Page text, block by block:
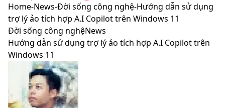
Menu
Switch
skin
Home-News-Đời sống công nghệ-Hướng dẫn sử dụng
trợ lý ảo tích hợp A.I Copilot trên Windows 11
Đời sống công nghệNews
Hướng dẫn sử dụng trợ lý ảo tích hợp A.I Copilot trên
Windows 11